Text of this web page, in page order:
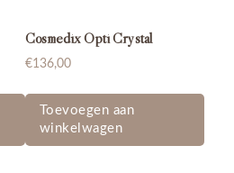
Cosmedix Opti Crystal
€136,00
Toevoegen aan
winkelwagen